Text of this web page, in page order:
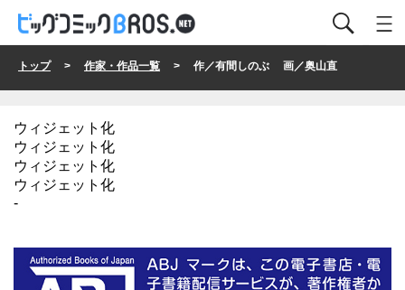
トップ> 作家・作品一覧 > 作／有間しのぶ 画／奥山直
ウィジェット化
ウィジェット化
ウィジェット化
ウィジェット化
-